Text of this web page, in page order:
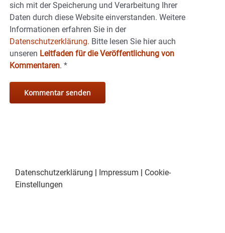
sich mit der Speicherung und Verarbeitung Ihrer
Daten durch diese Website einverstanden. Weitere
Informationen erfahren Sie in der
Datenschutzerklärung. Bitte lesen Sie hier auch
unseren Leitfaden für die Veröffentlichung von
Kommentaren. *
Datenschutzerklärung Impressum
Cookie-
Einstellungen